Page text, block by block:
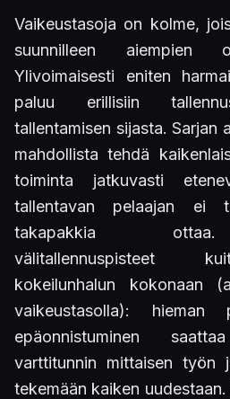
Vaikeustasoja on kolme,
suunnilleen aiempien
Ylivoimaisesti eniten
paluu erillisiin
tallentamisen sijasta. Sarjan
mahdollista tehdä
toiminta jatkuvasti
tallentavan pelaajan ei
takapakkia
välitallennuspisteet
kokeilunhalun kokonaan
vaikeustasolla): hieman
epäonnistuminen
varttitunnin mittaisen työn
tekemään kaiken